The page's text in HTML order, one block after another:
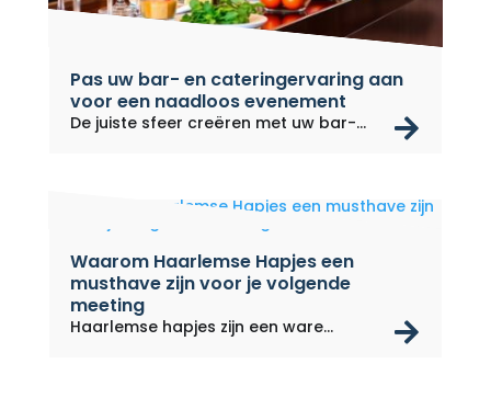
Pas uw bar- en cateringervaring aan
voor een naadloos evenement
De juiste sfeer creëren met uw bar-
Waarom Haarlemse Hapjes een
musthave zijn voor je volgende
meeting
Haarlemse hapjes zijn een ware...